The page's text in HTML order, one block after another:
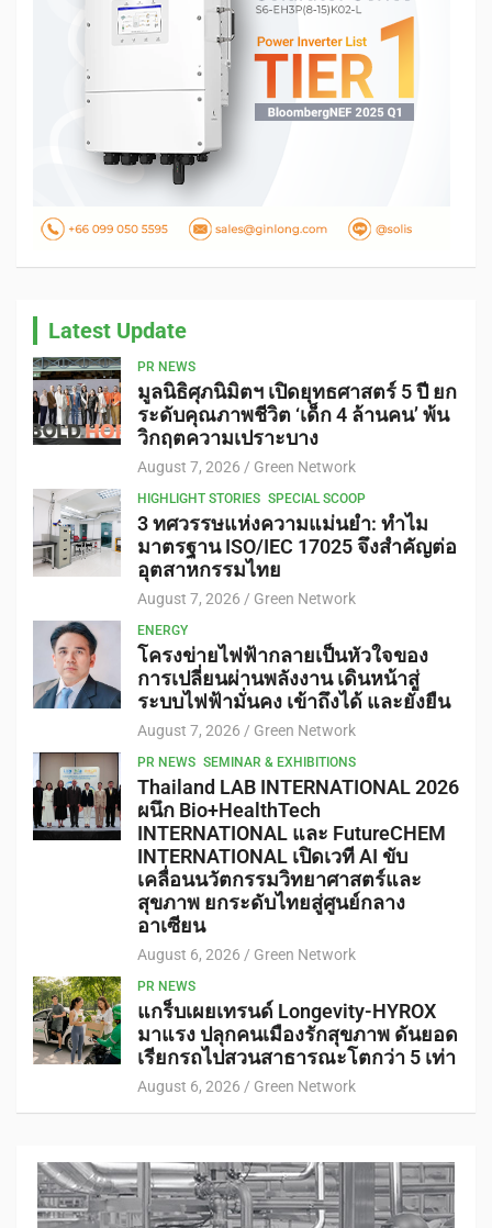
Latest Update
PR NEWS
มูลนิธิศุภนิมิตฯ เปิดยุทธศาสตร์ 5 ปี ยก
ระดับคุณภาพชีวิต ‘เด็ก 4 ล้านคน’ พ้น
วิกฤตความเปราะบาง
August 7, 2026 Green Network
HIGHLIGHT STORIES SPECIAL SCOOP
3 ทศวรรษแห่งความแม่นยำ: ทำไม
มาตรฐาน ISO/IEC 17025 จึงสำคัญต่อ
อุตสาหกรรมไทย
August 7, 2026 Green Network
ENERGY
โครงข่ายไฟฟ้ากลายเป็นหัวใจของ
การเปลี่ยนผ่านพลังงาน เดินหน้าสู่
ระบบไฟฟ้ามั่นคง เข้าถึงได้ และยั่งยืน
August 7, 2026 Green Network
PR NEWS SEMINAR & EXHIBITIONS
Thailand LAB INTERNATIONAL 2026
ผนึก Bio+HealthTech
INTERNATIONAL และ FutureCHEM
INTERNATIONAL เปิดเวที AI ขับ
เคลื่อนนวัตกรรมวิทยาศาสตร์และ
สุขภาพ ยกระดับไทยสู่ศูนย์กลาง
อาเซียน
August 6, 2026 Green Network
PR NEWS
แกร็บเผยเทรนด์ Longevity-HYROX
มาแรง ปลุกคนเมืองรักสุขภาพ ดันยอด
เรียกรถไปสวนสาธารณะโตกว่า 5 เท่า
August 6, 2026 Green Network